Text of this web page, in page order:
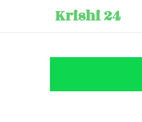
Krishi 24